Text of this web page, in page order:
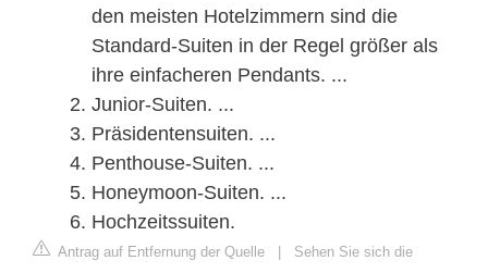
den meisten Hotelzimmern sind die
Standard-Suiten in der Regel größer als
ihre einfacheren Pendants. ...
Junior-Suiten. ...
Präsidentensuiten. ...
Penthouse-Suiten. ...
Honeymoon-Suiten. ...
Hochzeitssuiten.
Antrag auf Entfernung der Quelle | Sehen Sie sich die